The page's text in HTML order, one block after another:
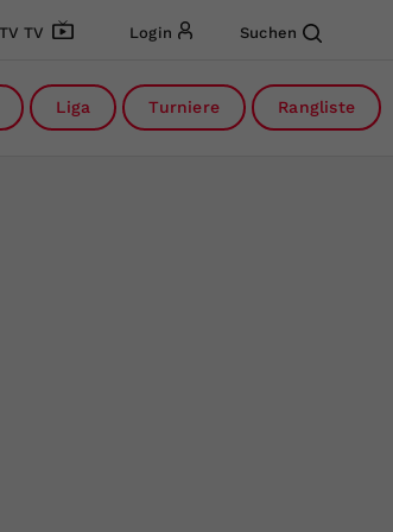
TV Login Suchen
Liga Turniere Rangliste